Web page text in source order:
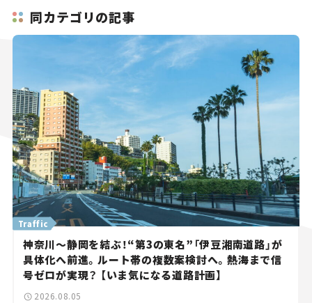
同カテゴリの記事
神奈川～静岡を結ぶ！“第3の東名”「伊豆湘南道路」が
具体化へ前進。ルート帯の複数案検討へ。熱海まで信
号ゼロが実現？ 【いま気になる道路計画】
Traffic
2026.08.05